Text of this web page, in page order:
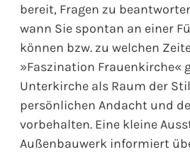
bereit, Fragen zu
wann Sie spontan an einer
können bzw. zu welchen
»Faszination Frauenkirche«
Unterkirche als Raum der
persönlichen Andacht und
vorbehalten. Eine kleine
Außenbauwerk informiert